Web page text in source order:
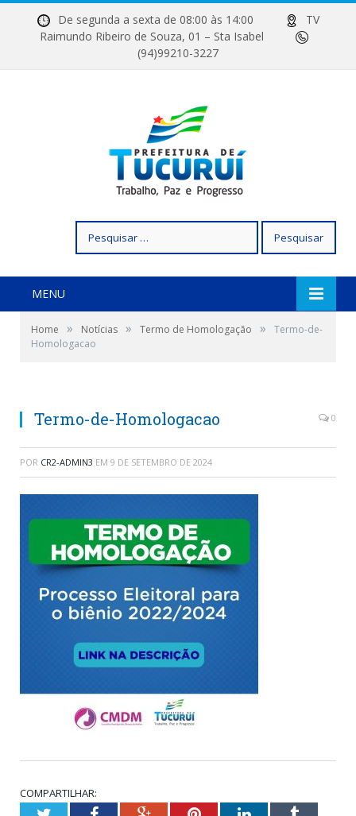
De segunda a sexta de 08:00 às 14:00
TV
Raimundo Ribeiro de Souza, 01 – Sta Isabel
(94)99210-3227
por:
MENU
Home » Notícias » Termo de Homologação »
Termo-de-
Homologacao
Termo-de-Homologacao 0
POR CR2-ADMIN3 EM 9 DE SETEMBRO DE 2024
COMPARTILHAR: